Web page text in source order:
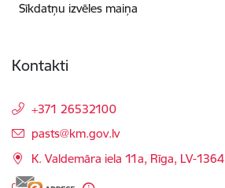
Sīkdatņu izvēles maiņa
Kontakti
+371 26532100
E-pasts:
pasts@km.gov.lv
K. Valdemāra iela 11a, Rīga, LV-1364